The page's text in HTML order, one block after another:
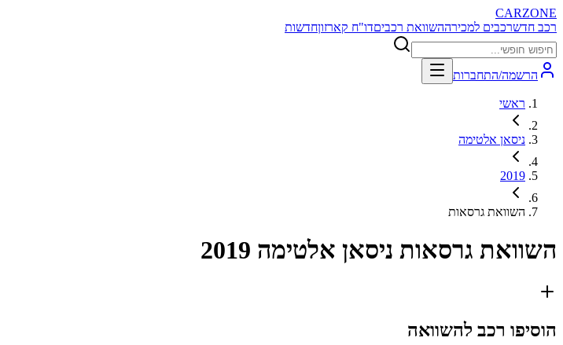
CARZONE
רכב חדשרכבים למכירההשוואת רכביםדו"ח קארזוןחדשות
הרשמה/התחברות
ראשי
ניסאן אלטימה
2019
השוואת גרסאות
השוואת גרסאות ניסאן אלטימה 2019
הוסיפו רכב להשוואה